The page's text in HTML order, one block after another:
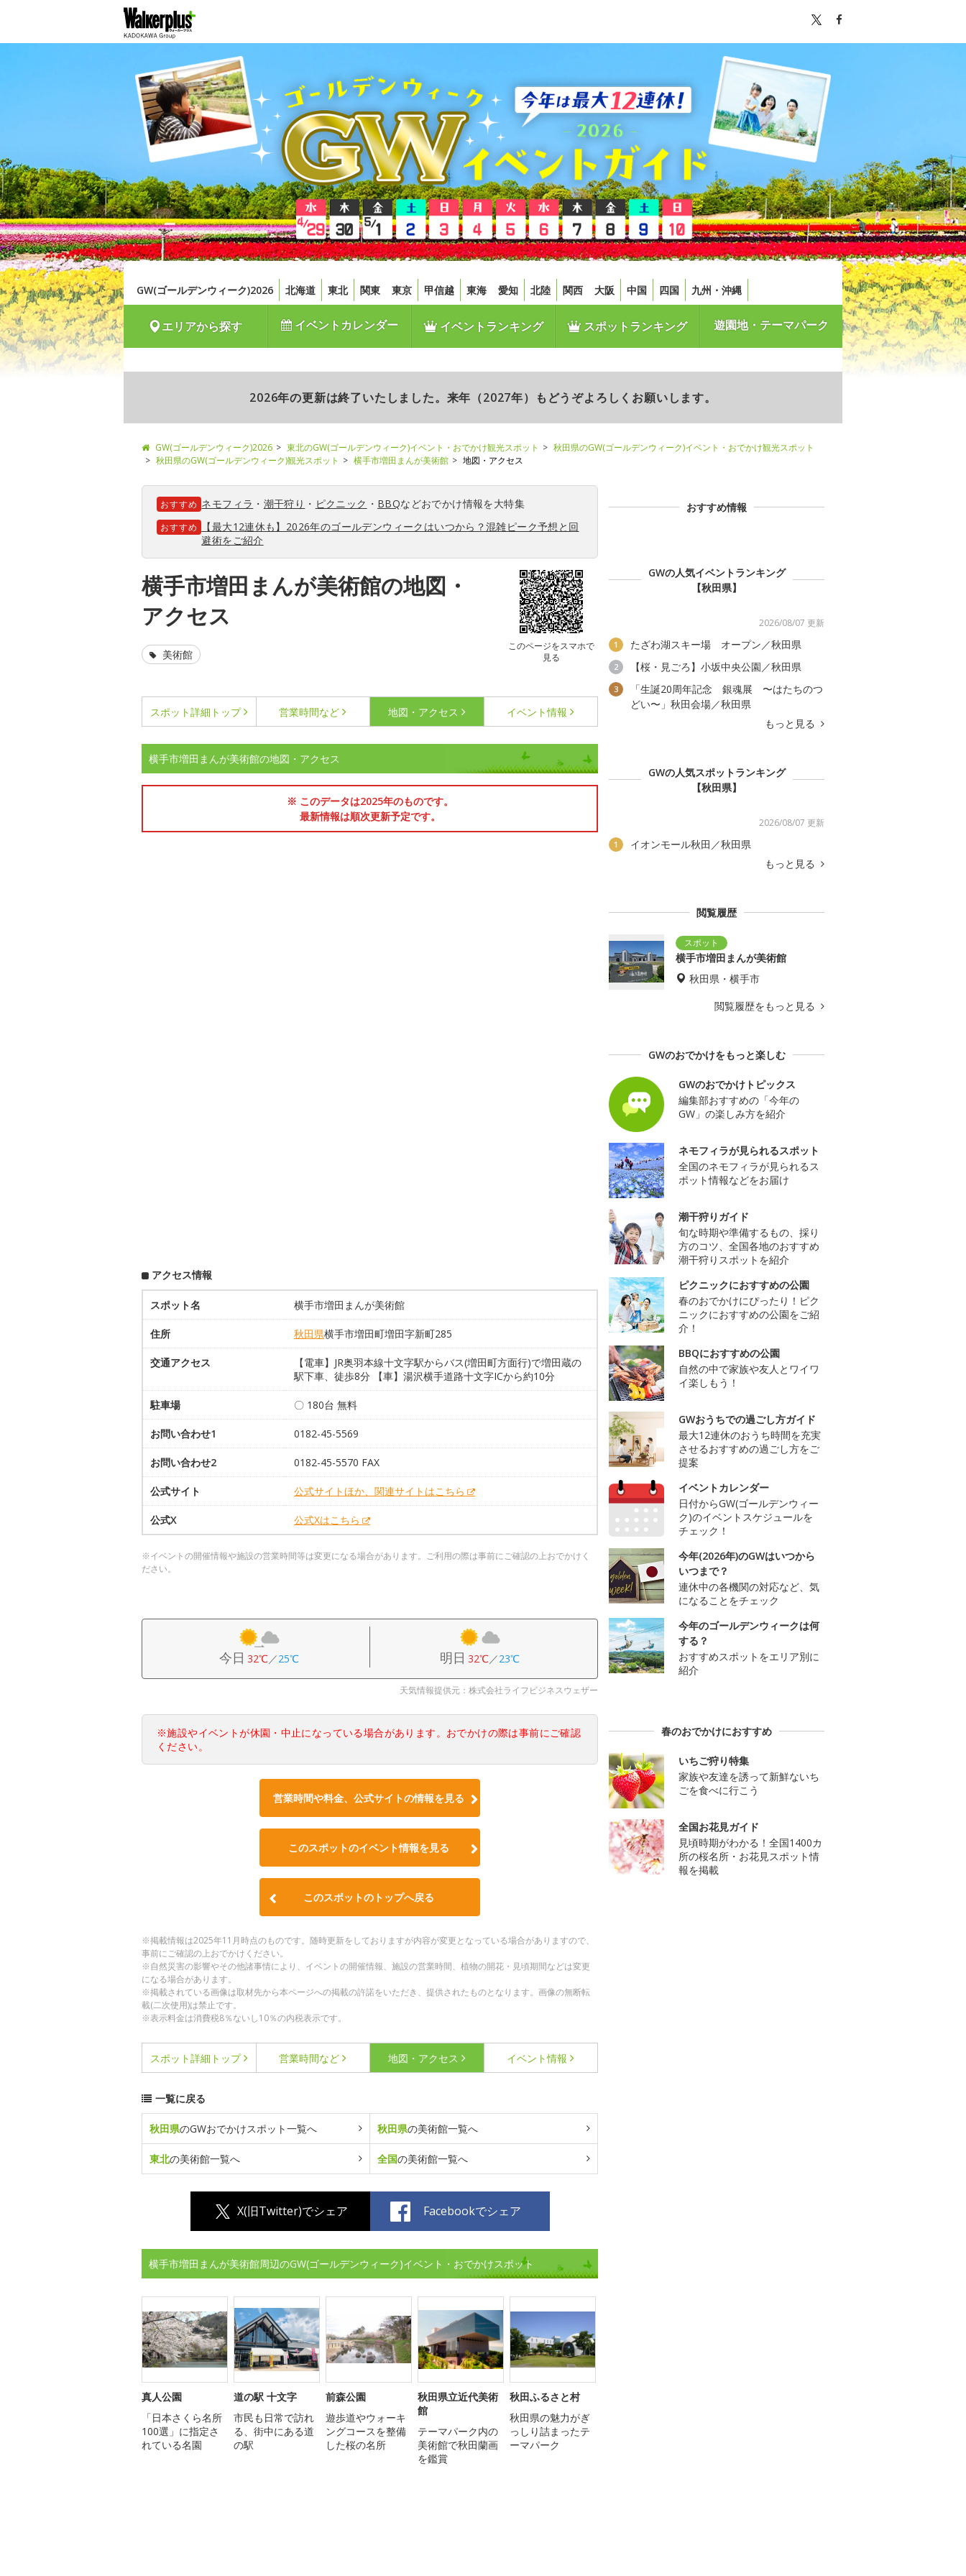
GW(ゴールデンウィーク)2026 北海道 東北 関東 東京 甲信越 東海 愛知 北陸 関西 大阪 中国 四国 九州・沖縄
エリアから探す イベントカレンダー イベントランキング スポットランキング 遊園地・テーマパーク
2026年の更新は終了いたしました。来年（2027年）もどうぞよろしくお願いします。
GW(ゴールデンウィーク)2026 東北のGW(ゴールデンウィーク)イベント・おでかけ観光スポット
秋田県のGW(ゴールデンウィーク)イベント・おでかけ観光スポット
秋田県のGW(ゴールデンウィーク)観光スポット
横手市増田まんが美術館 地図・アクセス
おすすめ ネモフィラ ・ 潮干狩り ・ ピクニック ・ BBQなどおでかけ情報を大特集
おすすめ
【最大12連休も】2026年のゴールデンウィークはいつから？混雑ピーク予想と回
避術をご紹介
横手市増田まんが美術館の地図・
アクセス
このページをスマホで
見る
美術館
スポット詳細 トップ 営業時間など 地図・アクセス イベント情報
横手市増田まんが美術館の地図・アクセス
※ このデータは2025年のものです。
最新情報は順次更新予定です。
アクセス情報
スポット名 横手市増田まんが美術館
住所 秋田県横手市増田町増田字新町285
交通アクセス
【電車】JR奥羽本線十文字駅からバス(増田町方面行)で増田蔵の
駅下車、徒歩8分 【車】湯沢横手道路十文字ICから約10分
駐車場 〇 180台 無料
お問い合わせ1 0182-45-5569
お問い合わせ2 0182-45-5570 FAX
公式サイト 公式サイトほか、関連サイトはこちら
公式X 公式Xはこちら
※イベントの開催情報や施設の営業時間等は変更になる場合があります。ご利用の際は事前にご確認の上おでかけく
ださい。
今日 32℃／25℃ 明日 32℃／23℃
天気情報提供元：株式会社ライフビジネスウェザー
※施設やイベントが休園・中止になっている場合があります。おでかけの際は事前にご確認
ください。
営業時間や料金、公式サイトの情報を見る
このスポットのイベント情報を見る
このスポットのトップへ戻る
※掲載情報は2025年11月時点のものです。随時更新をしておりますが内容が変更となっている場合がありますので、
事前にご確認の上おでかけください。
※自然災害の影響やその他諸事情により、イベントの開催情報、施設の営業時間、植物の開花・見頃期間などは変更
になる場合があります。
※掲載されている画像は取材先から本ページへの掲載の許諾をいただき、提供されたものとなります。画像の無断転
載(二次使用)は禁止です。
※表示料金は消費税8％ないし10％の内税表示です。
スポット詳細 トップ 営業時間など 地図・アクセス イベント情報
一覧に戻る
秋田県のGWおでかけスポット一覧へ 秋田県の美術館一覧へ
東北の美術館一覧へ 全国の美術館一覧へ
X(旧Twitter)でシェア Facebookでシェア
横手市増田まんが美術館周辺のGW(ゴールデンウィーク)イベント・おでかけスポット
真人公園
「日本さくら名所
100選」に指定さ
れている名園
道の駅 十文字
市民も日常で訪れ
る、街中にある道
の駅
前森公園
遊歩道やウォーキ
ングコースを整備
した桜の名所
秋田県立近代美術
館
テーマパーク内の
美術館で秋田蘭画
を鑑賞
秋田ふるさと村
秋田県の魅力がぎ
っしり詰まったテ
ーマパーク
おすすめ情報
GWの人気イベントランキング
【秋田県】
2026/08/07 更新
1 たざわ湖スキー場 オープン／秋田県
2 【桜・見ごろ】小坂中央公園／秋田県
3
「生誕20周年記念 銀魂展 〜はたちのつ
どい〜」秋田会場／秋田県
もっと見る
GWの人気スポットランキング
【秋田県】
2026/08/07 更新
1
イオンモール秋田／秋田県
もっと見る
閲覧履歴
横手市増田まんが美術館
秋田県・横手市
閲覧履歴をもっと見る
GWのおでかけをもっと楽しむ
GWのおでかけトピックス
編集部おすすめの「今年の
GW」の楽しみ方を紹介
ネモフィラが見られるスポット
全国のネモフィラが見られるス
ポット情報などをお届け
潮干狩りガイド
旬な時期や準備するもの、採り
方のコツ、全国各地のおすすめ
潮干狩りスポットを紹介
ピクニックにおすすめの公園
春のおでかけにぴったり！ピク
ニックにおすすめの公園をご紹
介！
BBQにおすすめの公園
自然の中で家族や友人とワイワ
イ楽しもう！
GWおうちでの過ごし方ガイド
最大12連休のおうち時間を充実
させるおすすめの過ごし方をご
提案
イベントカレンダー
日付からGW(ゴールデンウィー
ク)のイベントスケジュールを
チェック！
今年(2026年)のGWはいつから
いつまで？
連休中の各機関の対応など、気
になることをチェック
今年のゴールデンウィークは何
する？
おすすめスポットをエリア別に
紹介
春のおでかけにおすすめ
いちご狩り特集
家族や友達を誘って新鮮ないち
ごを食べに行こう
全国お花見ガイド
見頃時期がわかる！全国1400カ
所の桜名所・お花見スポット情
報を掲載